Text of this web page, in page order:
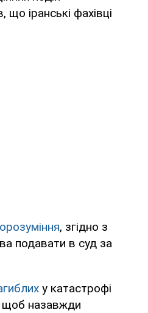
що іранські фахівці
, згідно з
подавати в суд за
у катастрофі
щоб назавжди